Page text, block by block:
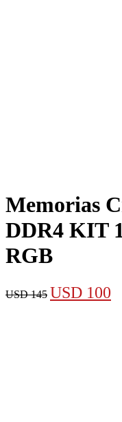
Memorias
DDR4 KIT
RGB
USD145 El
USD 100